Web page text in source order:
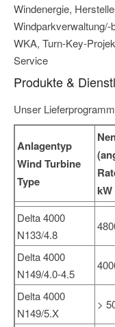
Windenergie,
WKA, Turn-Key-
Service
Produkte &
Unser
Anlagentyp
Wind Turbine
Type
kW
Delta 4000
N133/4.8
Delta 4000
N149/4.0-4.5
Delta 4000
N149/5.X
>